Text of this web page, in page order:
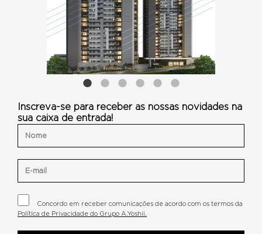
Inscreva-se para receber as nossas novidades na
sua caixa de entrada!
Concordo em receber comunicações de acordo com os termos da
Política de Privacidade do Grupo A.Yoshii.